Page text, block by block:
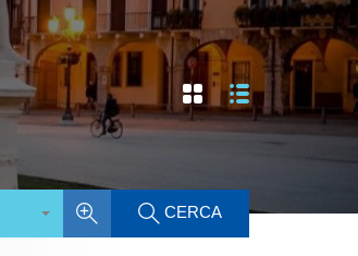
CERCA